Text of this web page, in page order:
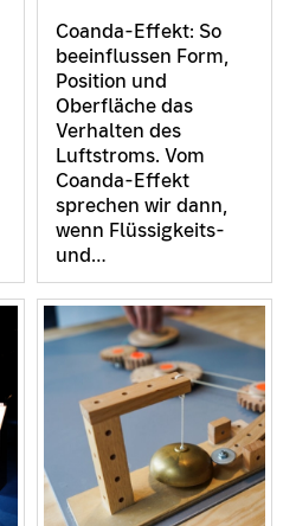
Coanda-Effekt: So
beeinflussen Form,
Position und
Oberfläche das
Verhalten des
Luftstroms. Vom
Coanda-Effekt
sprechen wir dann,
wenn Flüssigkeits-
und…